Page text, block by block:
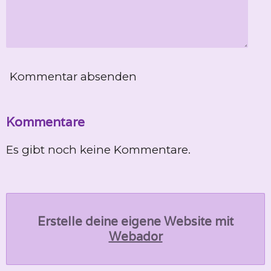
Kommentar absenden
Kommentare
Es gibt noch keine Kommentare.
Erstelle deine eigene Website mit
Webador